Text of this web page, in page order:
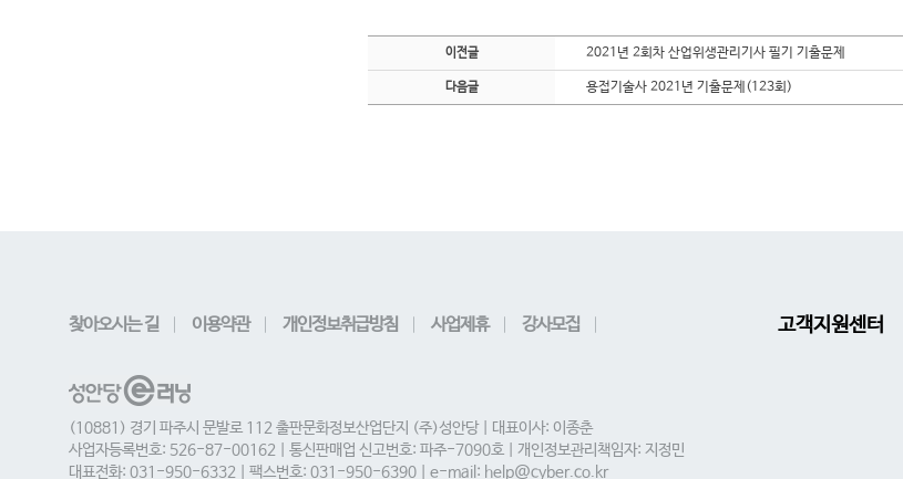
이전글 2021년 2회차 산업위생관리기사 필기 기출문제
다음글 용접기술사 2021년 기출문제(123회)
찾아오시는 길 이용약관 개인정보취급방침 사업제휴 강사모집
(10881) 경기 파주시 문발로 112 출판문화정보산업단지 (주)성안당 | 대표이사: 이종춘
사업자등록번호: 526-87-00162 | 통신판매업 신고번호: 파주-7090호 | 개인정보관리책임자: 지정민
대표전화: 031-950-6332 | 팩스번호: 031-950-6390 | e-mail: help@cyber.co.kr
고객지원센터